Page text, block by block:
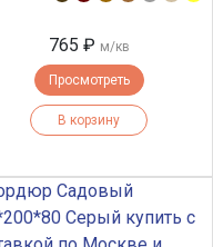
765 ₽ м/кв
Просмотреть
В корзину